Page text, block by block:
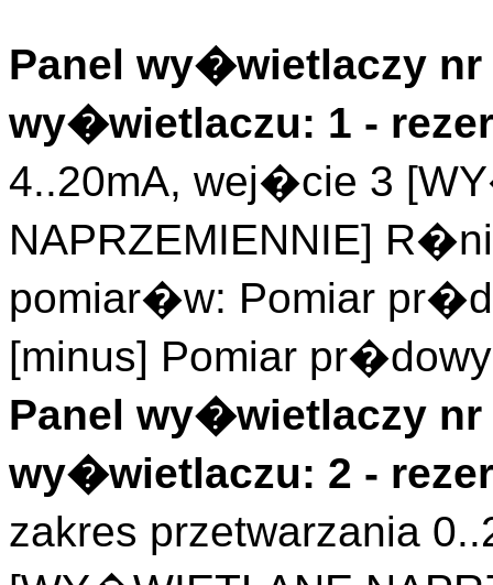
Panel wy�wietlaczy nr
wy�wietlaczu: 1 -
4..20mA, wej�cie 3
NAPRZEMIENNIE]
pomiar�w: Pomiar
[minus] Pomiar
Panel wy�wietlaczy nr
wy�wietlaczu: 2 -
zakres przetwarzania